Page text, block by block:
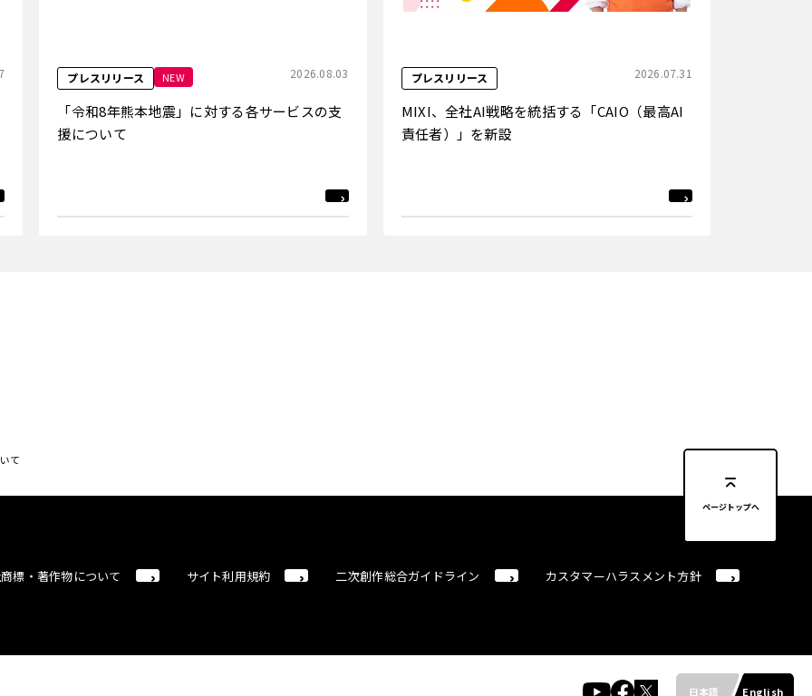
日本語 English
プレスリリース NEW 2026.08.03
「令和8年熊本地震」に対する各サービスの支
援について
プレスリリース 2026.07.31
MIXI、全社AI戦略を統括する「CAIO（最高AI
責任者）」を新設
て
ページトップへ
標・著作物について サイト利用規約 二次創作総合ガイドライン カスタマーハラスメント方針